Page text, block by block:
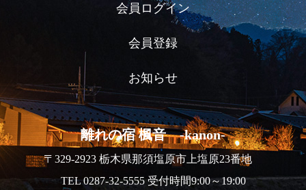
会員ログイン
会員登録
お知らせ
離れの宿 楓音 -kanon-
〒329-2923 栃木県那須塩原市上塩原23番地
TEL 0287-32-5555 受付時間9:00～19:00